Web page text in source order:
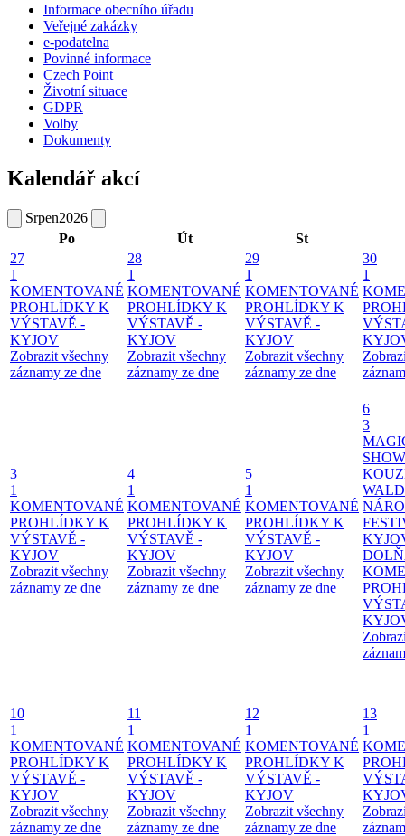
Informace obecního úřadu
Veřejné zakázky
e-podatelna
Povinné informace
Czech Point
Životní situace
GDPR
Volby
Dokumenty
Kalendář akcí
Srpen2026
Po
Út
St
27
1
KOMENTOVANÉ
PROHLÍDKY K
VÝSTAVĚ -
KYJOV
Zobrazit všechny
záznamy ze dne
28
1
KOMENTOVANÉ
PROHLÍDKY K
VÝSTAVĚ -
KYJOV
Zobrazit všechny
záznamy ze dne
29
1
KOMENTOVANÉ
PROHLÍDKY K
VÝSTAVĚ -
KYJOV
Zobrazit všechny
záznamy ze dne
30
1
3
1
KOMENTOVANÉ
PROHLÍDKY K
VÝSTAVĚ -
KYJOV
Zobrazit všechny
záznamy ze dne
4
1
KOMENTOVANÉ
PROHLÍDKY K
VÝSTAVĚ -
KYJOV
Zobrazit všechny
záznamy ze dne
5
1
KOMENTOVANÉ
PROHLÍDKY K
VÝSTAVĚ -
KYJOV
Zobrazit všechny
záznamy ze dne
6
3
10
1
KOMENTOVANÉ
PROHLÍDKY K
VÝSTAVĚ -
KYJOV
Zobrazit všechny
záznamy ze dne
11
1
KOMENTOVANÉ
PROHLÍDKY K
VÝSTAVĚ -
KYJOV
Zobrazit všechny
záznamy ze dne
12
1
KOMENTOVANÉ
PROHLÍDKY K
VÝSTAVĚ -
KYJOV
Zobrazit všechny
záznamy ze dne
13
1